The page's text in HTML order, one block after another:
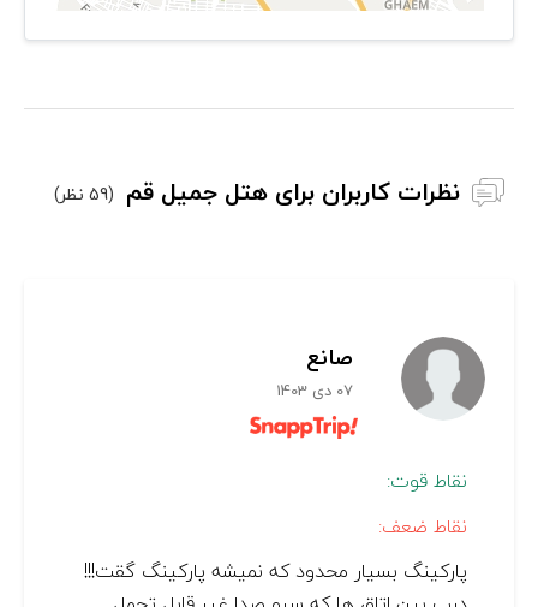
نظرات کاربران برای هتل جمیل قم (59 نظر)
صانع
07 دی 1403
نقاط قوت:
نقاط ضعف:
پارکینگ بسیار محدود که نمیشه پارکینگ گقت!!!